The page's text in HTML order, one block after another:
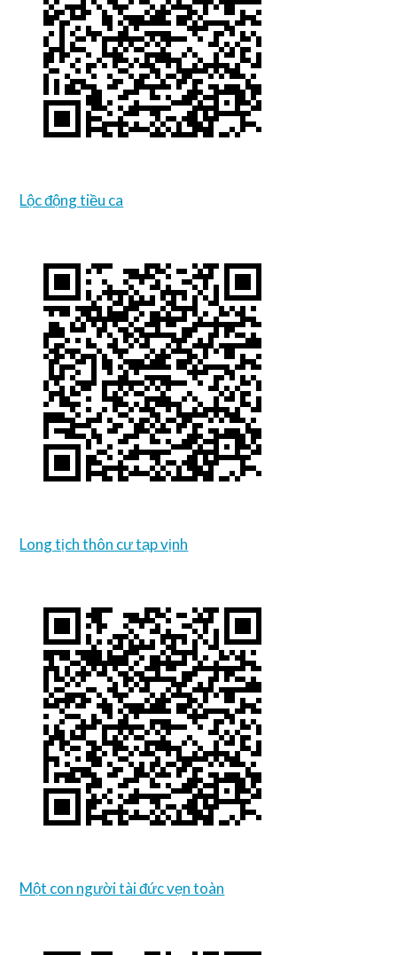
Lộc động tiều ca
Long tịch thôn cư tạp vịnh
Một con người tài đức vẹn toàn